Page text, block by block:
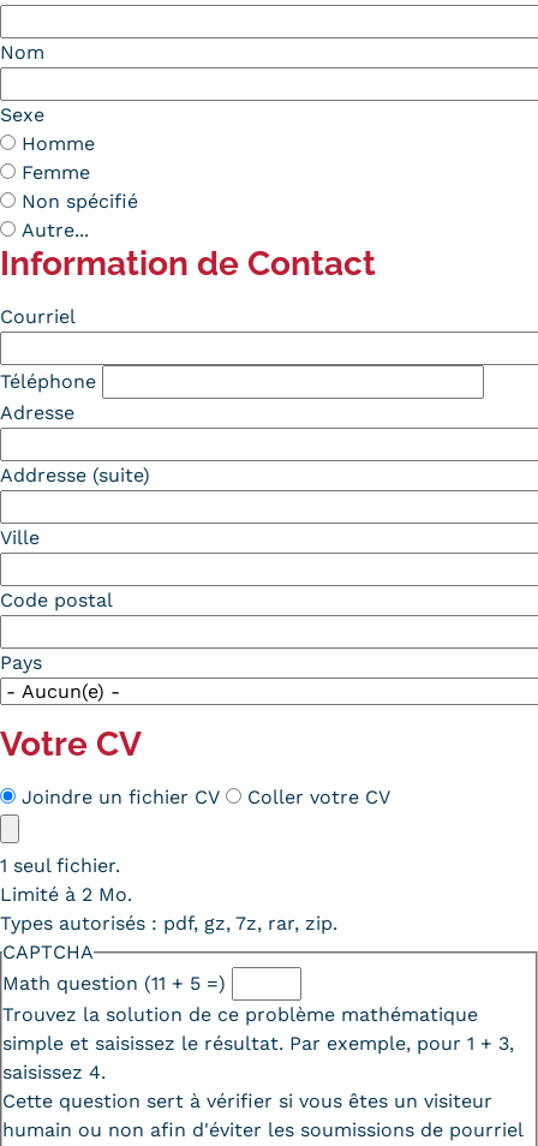
Nom
Sexe
Homme
Femme
Non spécifié
Autre...
Information de Contact
Contact
Courriel
Téléphone
Adresse
Addresse (suite)
Ville
Code postal
Pays
Votre CV
Méthode
CV
Joindre un fichier CV
Coller votre CV
1 seul fichier.
Limité à 2 Mo.
Types autorisés : pdf, gz, 7z, rar, zip.
CAPTCHA
Math question (11 + 5 =)
Trouvez la solution de ce problème mathématique
simple et saisissez le résultat. Par exemple, pour 1 + 3,
saisissez 4.
Cette question sert à vérifier si vous êtes un visiteur
humain ou non afin d'éviter les soumissions de pourriel